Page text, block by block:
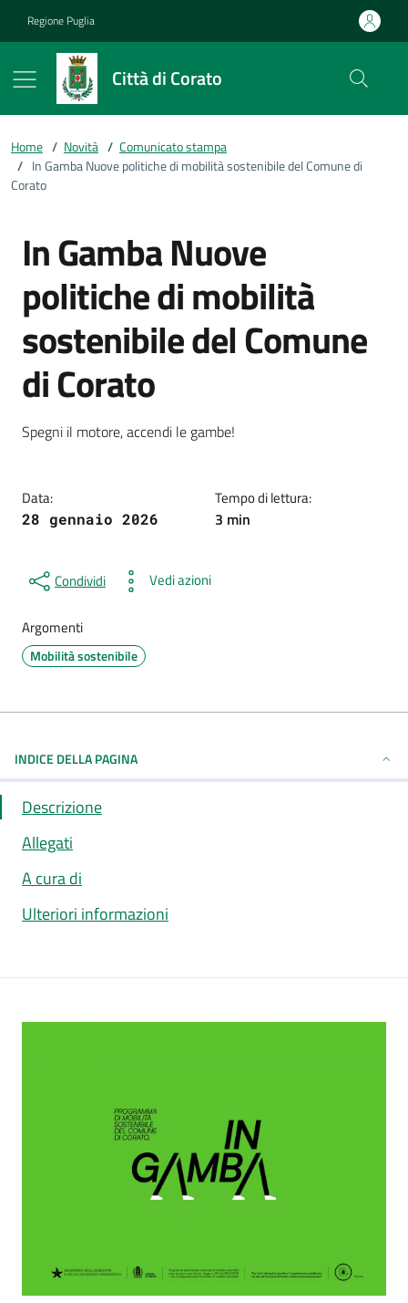
Regione Puglia
Città di Corato
Home / Novità / Comunicato stampa
/ In Gamba Nuove politiche di mobilità sostenibile del Comune di
Corato
In Gamba Nuove
politiche di mobilità
sostenibile del Comune
di Corato
Dettagli della notizia
Spegni il motore, accendi le gambe!
Data:
28 gennaio 2026
Tempo di lettura:
3 min
Condividi Vedi azioni
Argomenti
Mobilità sostenibile
INDICE DELLA PAGINA
Descrizione
Allegati
A cura di
Ulteriori informazioni